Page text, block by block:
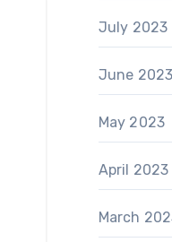
July 2023
June 2023
May 2023
April 2023
March